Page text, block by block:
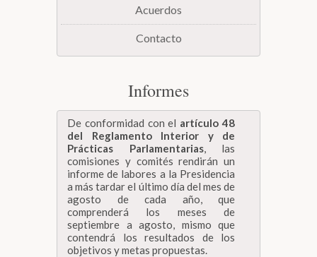
Acuerdos
Contacto
Informes
De conformidad con el artículo 48
del Reglamento Interior y de
Prácticas Parlamentarias, las
comisiones y comités rendirán un
informe de labores a la Presidencia
a más tardar el último día del mes de
agosto de cada año, que
comprenderá los meses de
septiembre a agosto, mismo que
contendrá los resultados de los
objetivos y metas propuestas.